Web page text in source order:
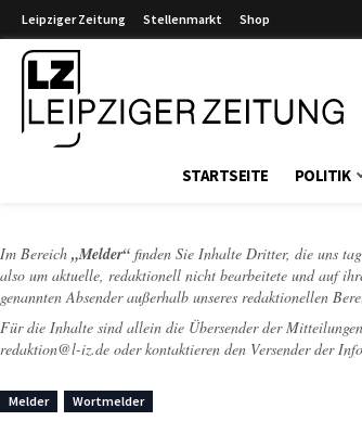
Leipziger Zeitung Stellenmarkt Shop
STARTSEITE POLITIK
Im Bereich „Melder“ finden Sie Inhalte Dritter, die uns
also um aktuelle, redaktionell nicht bearbeitete und auf
genannten Absender außerhalb unseres redaktionellen
Für die Inhalte sind allein die Übersender der
redaktion@l-iz.de oder kontaktieren den Versender der
Melder Wortmelder